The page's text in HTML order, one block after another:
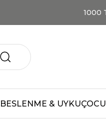
1000
BESLENME & UYKU